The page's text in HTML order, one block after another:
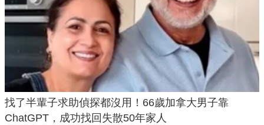
找了半輩子求助偵探都沒用！66歲加拿大男子靠
ChatGPT，成功找回失散50年家人